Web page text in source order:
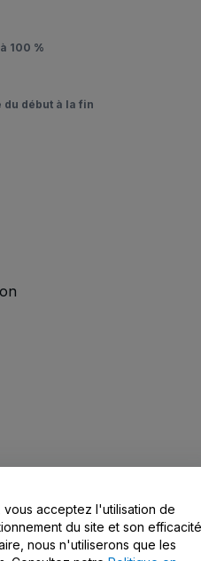
100 %
début à la fin
Nous contacter
vous acceptez l'utilisation de
du site et son efficacité
nous n'utiliserons que les